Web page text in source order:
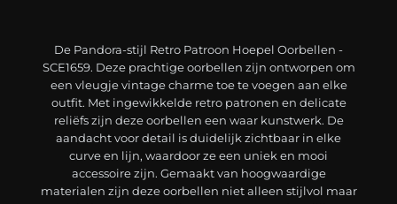
De Pandora-stijl Retro Patroon Hoepel Oorbellen -
SCE1659. Deze prachtige oorbellen zijn ontworpen om
een vleugje vintage charme toe te voegen aan elke
outfit. Met ingewikkelde retro patronen en delicate
reliëfs zijn deze oorbellen een waar kunstwerk. De
aandacht voor detail is duidelijk zichtbaar in elke
curve en lijn, waardoor ze een uniek en mooi
accessoire zijn. Gemaakt van hoogwaardige
materialen zijn deze oorbellen niet alleen stijlvol maar